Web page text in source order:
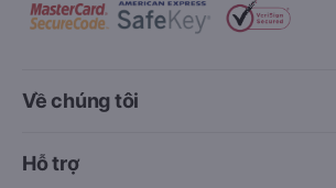
Về chúng tôi
Hỗ trợ